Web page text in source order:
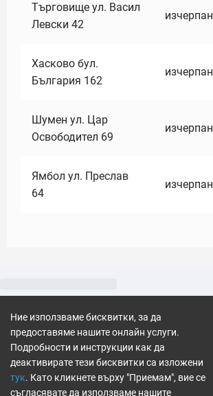
Търговище ул. Васил
Левски 42
изчерпан
Хасково бул.
България 162
изчерпан
Шумен ул. Цар
Освободител 69
изчерпан
Ямбол ул. Преслав
64
изчерпан
Ние използваме бисквитки, за да
предоставяме нашите онлайн услуги.
Подробности и инструкции как да
деактивирате тези бисквитки са изложени
тук. Като кликнете върху "Приемам", вие се
съгласявате да използваме нашите